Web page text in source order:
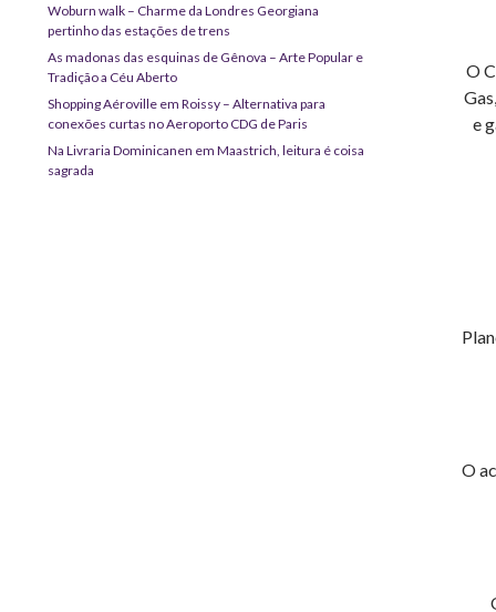
O
e
O
Woburn walk – Charme da Londres Georgiana
pertinho das estações de trens
As madonas das esquinas de Gênova – Arte Popular e
Tradição a Céu Aberto
Shopping Aéroville em Roissy – Alternativa para
conexões curtas no Aeroporto CDG de Paris
Na Livraria Dominicanen em Maastrich, leitura é coisa
sagrada